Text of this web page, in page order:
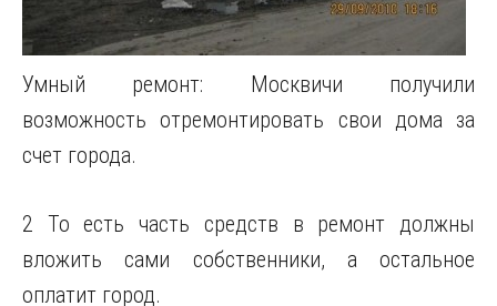
Умный ремонт: Москвичи получили
возможность отремонтировать свои дома за
счет города.
2 То есть часть средств в ремонт должны
вложить сами собственники, а остальное
оплатит город.